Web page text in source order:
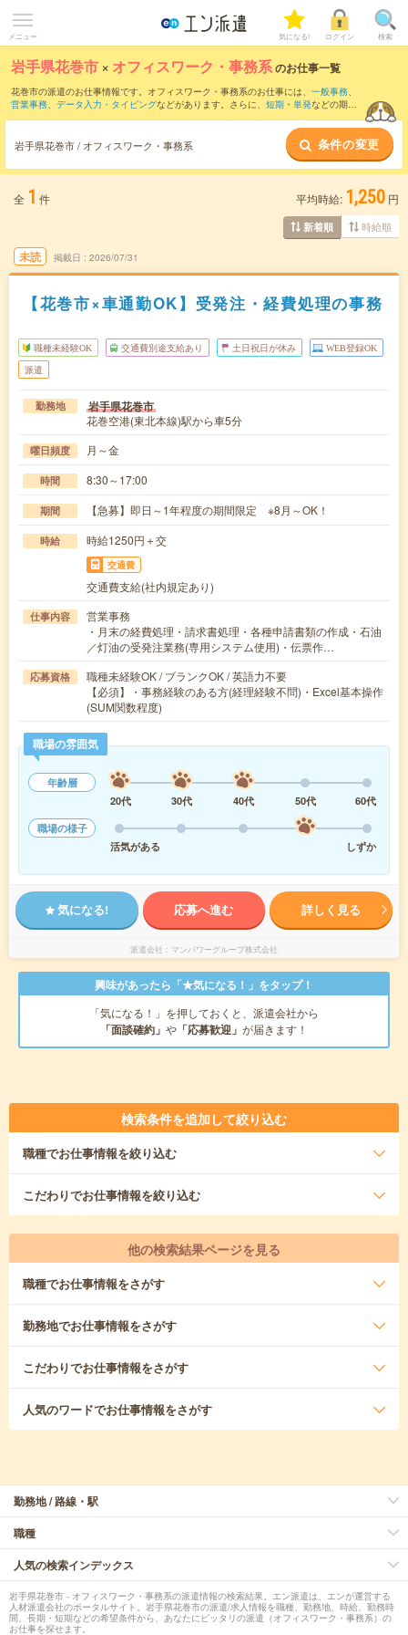
メニュー 気になる! ログイン 検索
岩手県花巻市 × オフィスワーク・事務系のお仕事一覧
花巻市の派遣のお仕事情報です。オフィスワーク・事務系のお仕事には、 一般事務、
営業事務、 データ入力・タイピングなどがあります。さらに、 短期 ・ 単発などの期間
岩手県花巻市 / オフィスワーク・事務系 条件の変更
全 1 件 平均時給: 1,250 円
新着順 時給順
未読 掲載日 2026/07/31
【花巻市×車通勤OK】受発注・経費処理の事務
職種未経験OK 交通費別途支給あり 土日祝日が休み WEB登録OK
派遣
勤務地 岩手県花巻市
花巻空港(東北本線)駅から車5分
曜日頻度 月～金
時間 8:30～17:00
期間 【急募】即日～1年程度の期間限定 ※8月～OK！
時給 時給1250円＋交
交通費
交通費支給(社内規定あり)
仕事内容
営業事務
・月末の経費処理・請求書処理・各種申請書類の作成・石油
／灯油の受発注業務(専用システム使用)・伝票作…
応募資格
職種未経験OK / ブランクOK / 英語力不要
【必須】・事務経験のある方(経理経験不問)・Excel基本操作
(SUM関数程度)
職場の雰囲気
年齢層
20代
30代 40代 50代
60代
職場の様子
活気がある
しずか
気になる! 応募へ進む 詳しく見る
派遣会社 マンパワーグループ株式会社
興味があったら「★気になる！」をタップ！
「気になる！」を押しておくと、派遣会社から
「面談確約」 や 「応募歓迎」 が届きます！
検索条件を追加して絞り込む
職種でお仕事情報を絞り込む
こだわりでお仕事情報を絞り込む
他の検索結果ページを見る
職種でお仕事情報をさがす
勤務地でお仕事情報をさがす
こだわりでお仕事情報をさがす
人気のワードでお仕事情報をさがす
勤務地 / 路線・駅
職種
人気の検索インデックス
岩手県花巻市 - オフィスワーク・事務系の派遣情報の検索結果。エン派遣は、エンが運営する
人材派遣会社のポータルサイト。岩手県花巻市の派遣/求人情報を職種、勤務地、時給、勤務時
間、長期・短期などの希望条件から、あなたにピッタリの派遣（オフィスワーク・事務系）の
お仕事を探せます。